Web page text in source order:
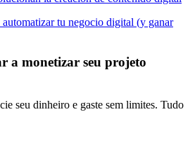
tu negocio digital (y ganar
a monetizar seu projeto
seu dinheiro e gaste sem limites. Tudo